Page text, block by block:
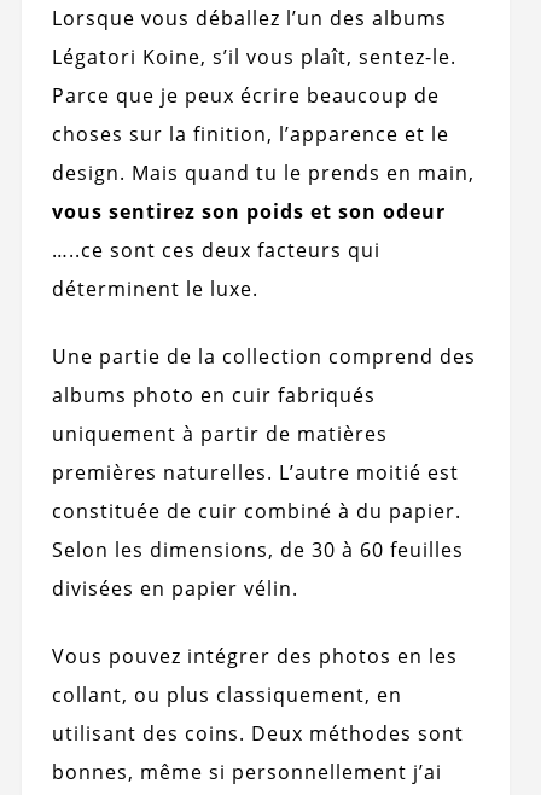
Lorsque vous déballez l’un des albums
Légatori Koine, s’il vous plaît, sentez-le.
Parce que je peux écrire beaucoup de
choses sur la finition, l’apparence et le
design. Mais quand tu le prends en main,
vous sentirez son poids et son odeur
…..ce sont ces deux facteurs qui
déterminent le luxe.
Une partie de la collection comprend des
albums photo en cuir fabriqués
uniquement à partir de matières
premières naturelles. L’autre moitié est
constituée de cuir combiné à du papier.
Selon les dimensions, de 30 à 60 feuilles
divisées en papier vélin.
Vous pouvez intégrer des photos en les
collant, ou plus classiquement, en
utilisant des coins. Deux méthodes sont
bonnes, même si personnellement j’ai